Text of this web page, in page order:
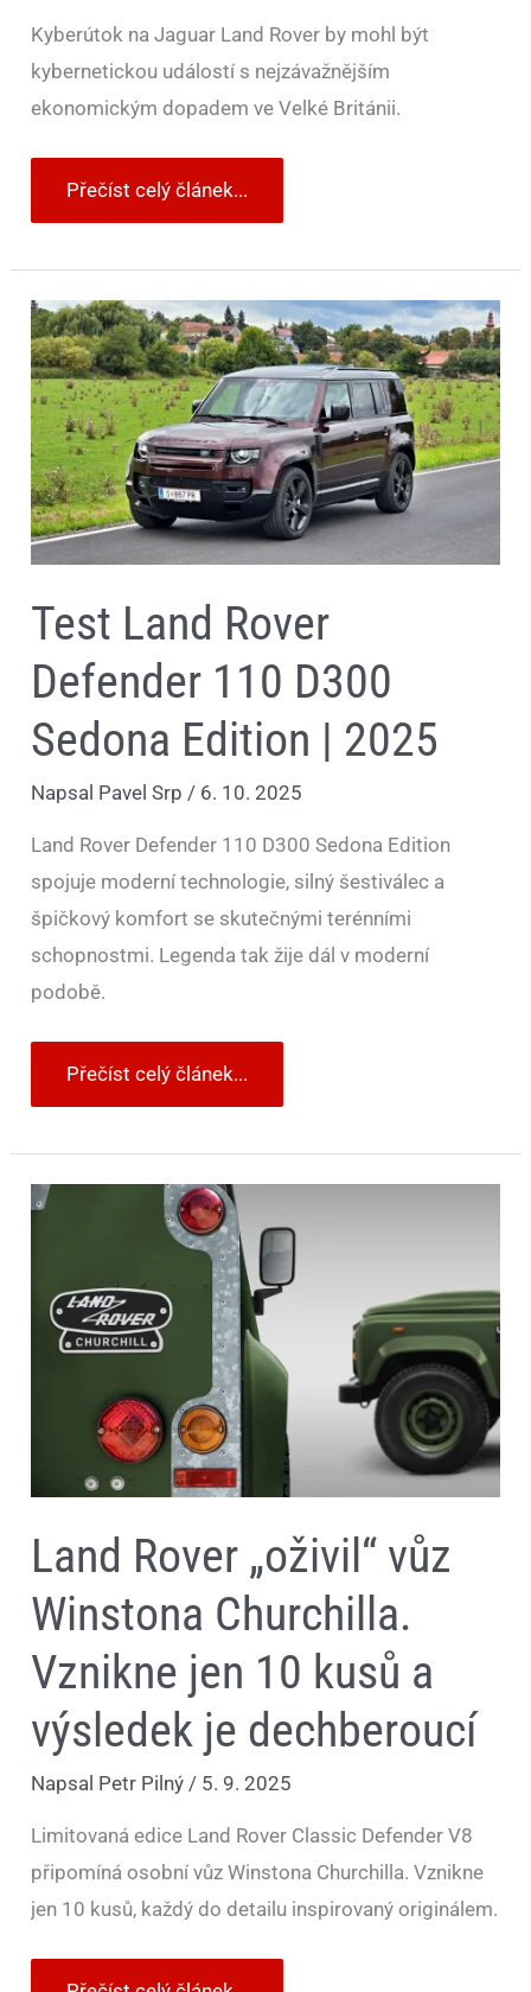
Kyberútok na Jaguar Land Rover by mohl být
kybernetickou událostí s nejzávažnějším
ekonomickým dopadem ve Velké Británii.
Přečíst celý článek...
Test Land Rover
Defender 110 D300
Sedona Edition | 2025
Napsal Pavel Srp/ 6. 10. 2025
Land Rover Defender 110 D300 Sedona Edition
spojuje moderní technologie, silný šestiválec a
špičkový komfort se skutečnými terénními
schopnostmi. Legenda tak žije dál v moderní
podobě.
Test
Land
Rover
Defender
110
D300
Sedona
Edition
|
2025
Přečíst celý článek...
Land Rover „oživil“ vůz
Winstona Churchilla.
Vznikne jen 10 kusů a
výsledek je dechberoucí
Napsal Petr Pilný/ 5. 9. 2025
Limitovaná edice Land Rover Classic Defender V8
připomíná osobní vůz Winstona Churchilla. Vznikne
jen 10 kusů, každý do detailu inspirovaný originálem.
Churchilla.
Vznikne
jen
10
výsledek
dechberoucí